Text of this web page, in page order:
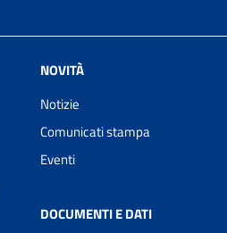
NOVITÀ
Notizie
Comunicati stampa
Eventi
DOCUMENTI E DATI